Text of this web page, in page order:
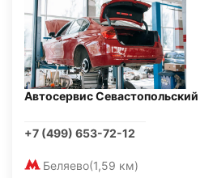
Автосервис Севастопольский
+7 (499) 653-72-12
Беляево(1,59 км)